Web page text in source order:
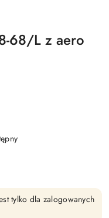
68/L z aero
tylko dla zalogowanych